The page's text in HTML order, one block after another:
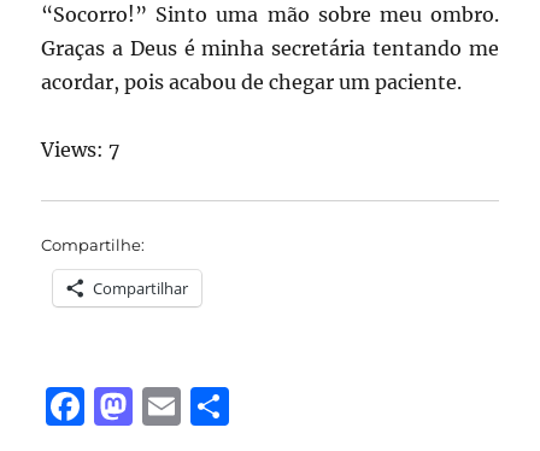
“Socorro!” Sinto uma mão sobre meu ombro.
Graças a Deus é minha secretária tentando me
acordar, pois acabou de chegar um paciente.
Views: 7
Compartilhe:
Compartilhar
F
M E